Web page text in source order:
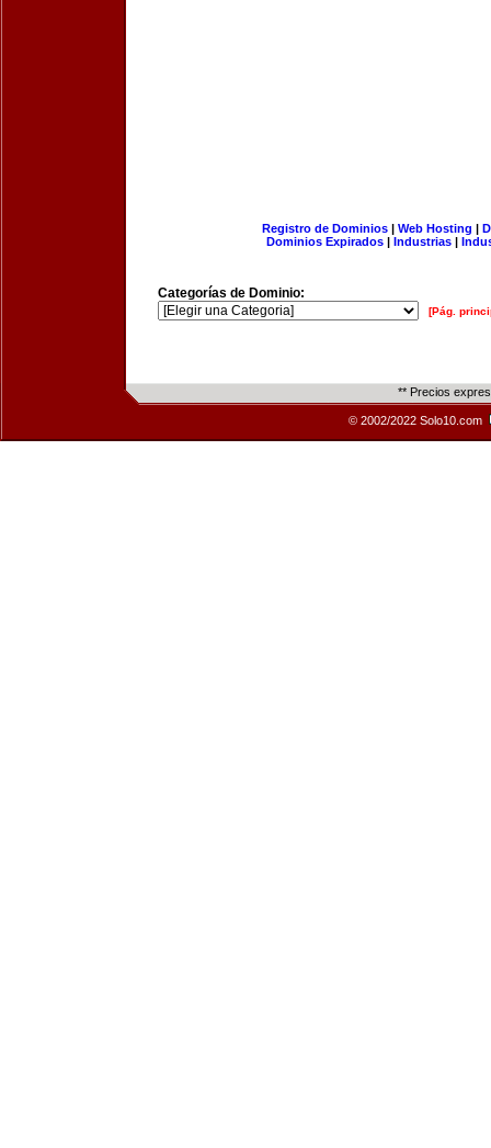
Registro de Dominios| Web Hosting |
Dominios Expirados | Industrias |
Categorías de Dominio:
[Pág.
** Precios
© 2002/2022 Solo10.com